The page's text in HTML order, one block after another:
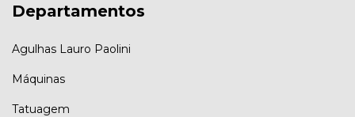
Departamentos
Agulhas Lauro Paolini
Máquinas
Tatuagem